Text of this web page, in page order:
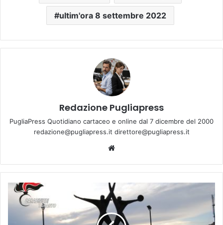
ultim'ora 8 settembre 2022
Redazione Pugliapress
PugliaPress Quotidiano cartaceo e online dal 7 dicembre del 2000
redazione@pugliapress.it direttore@pugliapress.it
te